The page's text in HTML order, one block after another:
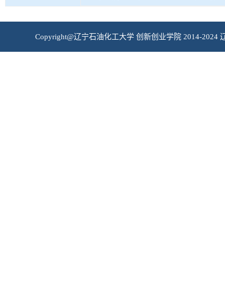
Copyright@辽宁石油化工大学 创新创业学院 2014-2024